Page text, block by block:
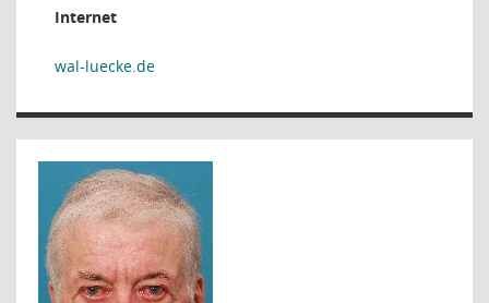
Internet
wal-luecke.de